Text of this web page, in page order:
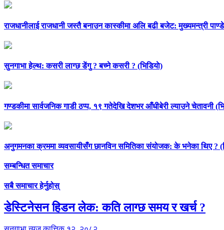
राजधानीलाई राजधानी जस्तै बनाउन कास्कीमा अलि बढी बजेट: मुख्यमन्त्री पाण्डे
सुनगाभा हेल्थ: कसरी लाग्छ डेंगु ? बच्ने कसरी ? (भिडियाे)
गण्डकीमा सार्वजनिक गाडी ठप्प, १९ गतेदेखि देशभर आँधीबेरी ल्याउने चेतावनी
अनुगमनका क्रममा व्यवसायीसँग छानविन समितिका संयोजक: के भनेका थिए ?
सम्बन्धित समाचार
सबै समाचार हेर्नुहोस्
डेस्टिनेसन हिडन लेक: कति लाग्छ समय र खर्च ?